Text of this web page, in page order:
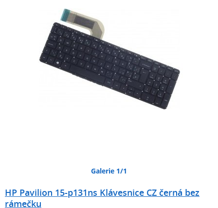
Galerie 1/1
HP Pavilion 15-p131ns Klávesnice CZ černá bez
rámečku